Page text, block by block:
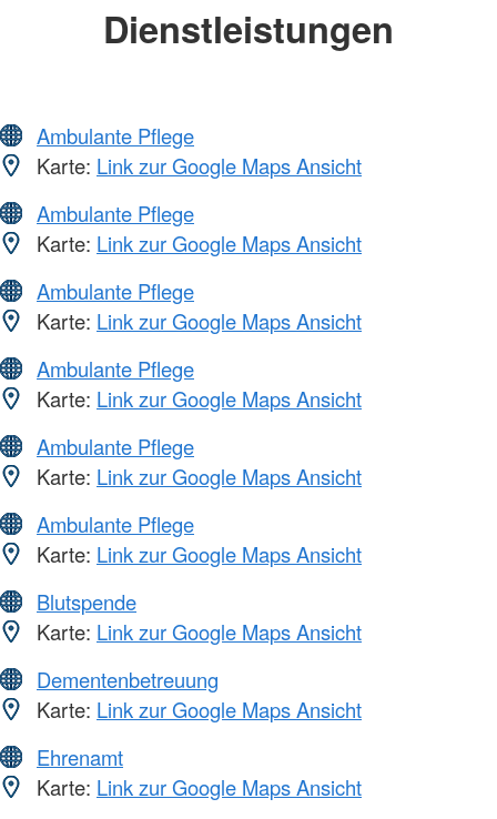
Dienstleistungen
Ambulante Pflege
Karte: Link zur Google Maps Ansicht
Ambulante Pflege
Karte: Link zur Google Maps Ansicht
Ambulante Pflege
Karte: Link zur Google Maps Ansicht
Ambulante Pflege
Karte: Link zur Google Maps Ansicht
Ambulante Pflege
Karte: Link zur Google Maps Ansicht
Ambulante Pflege
Karte: Link zur Google Maps Ansicht
Blutspende
Karte: Link zur Google Maps Ansicht
Dementenbetreuung
Karte: Link zur Google Maps Ansicht
Ehrenamt
Karte: Link zur Google Maps Ansicht